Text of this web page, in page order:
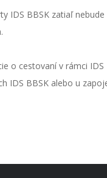
IDS BBSK zatiaľ
o cestovaní v rámci IDS
IDS BBSK alebo u